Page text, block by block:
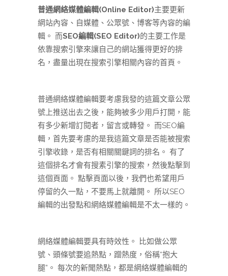
普通網絡媒體編輯(Online Editor)主要更新
網站內容、自媒體、公眾號、博客等內容的編
輯。 而SEO編輯(SEO Editor)的主要工作是
依靠搜索引擎來讓自己的網站獲得更好的排
名，盡量出現在搜索引擎相關內容的首頁。
普通網絡媒體編輯要考慮我發的這篇文章公眾
號上推送出去之後，能夠被多少用戶打開，能
有多少新增訂閱者，留言或轉發。 而SEO編
輯，首先要考慮的是我這篇文章是否能被搜索
引擎收錄，是否有相關關鍵詞的排名。 有了
這個排名才會有搜素引擎的搜索，然後點擊到
這個頁面。 點擊頁面以後，我們也希望用戶
停留的久一點，不要馬上就離開。 所以SEO
編輯的出發點和網絡媒體編輯是不太一樣的。
網絡媒體編輯要具有時效性。 比如做公眾
號、頭條號要追熱點，蹭熱度，俗稱“抱大
腿”。 每次的新聞熱點，都是網絡媒體編輯的